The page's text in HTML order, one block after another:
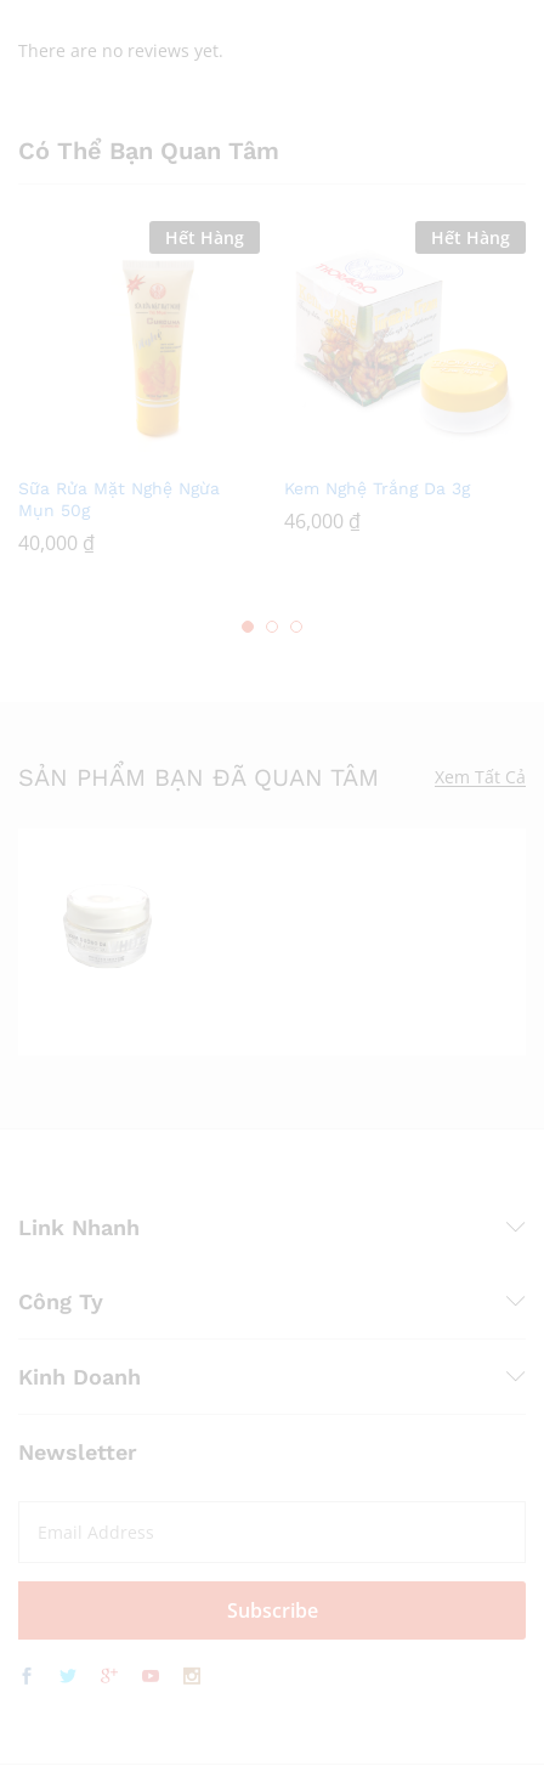
There are no reviews yet.
Có Thể Bạn Quan Tâm
Hết Hàng
Add
Sữa Rửa Mặt Nghệ Ngừa
Mụn 50g
40,000 ₫
Hết Hàng
Add
Kem Nghệ Trắng Da 3g
46,000 ₫
SẢN PHẨM BẠN ĐÃ QUAN TÂM Xem Tất Cả
Link Nhanh
Công Ty
Kinh Doanh
Newsletter